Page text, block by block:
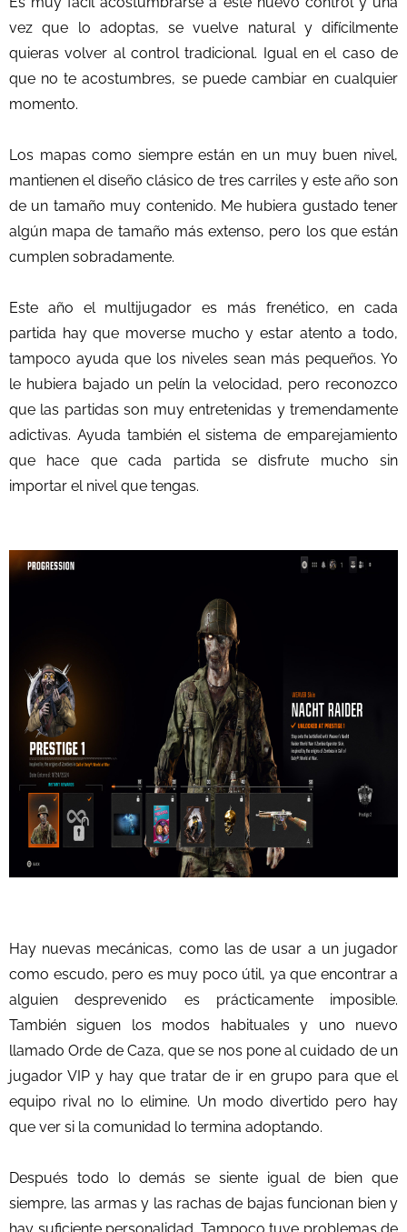
vez que lo adoptas, se vuelve natural y difícilmente
quieras volver al control tradicional. Igual en el caso de
que no te acostumbres, se puede cambiar en cualquier
momento.
Los mapas como siempre están en un muy buen nivel,
mantienen el diseño clásico de tres carriles y este año son
de un tamaño muy contenido. Me hubiera gustado tener
algún mapa de tamaño más extenso, pero los que están
cumplen sobradamente.
Este año el multijugador es más frenético, en cada
partida hay que moverse mucho y estar atento a todo,
tampoco ayuda que los niveles sean más pequeños. Yo
le hubiera bajado un pelín la velocidad, pero reconozco
que las partidas son muy entretenidas y tremendamente
adictivas. Ayuda también el sistema de emparejamiento
que hace que cada partida se disfrute mucho sin
importar el nivel que tengas.
Hay nuevas mecánicas, como las de usar a un jugador
como escudo, pero es muy poco útil, ya que encontrar a
alguien desprevenido es prácticamente imposible.
También siguen los modos habituales y uno nuevo
llamado Orde de Caza, que se nos pone al cuidado de un
jugador VIP y hay que tratar de ir en grupo para que el
equipo rival no lo elimine. Un modo divertido pero hay
que ver si la comunidad lo termina adoptando.
Después todo lo demás se siente igual de bien que
siempre, las armas y las rachas de bajas funcionan bien y